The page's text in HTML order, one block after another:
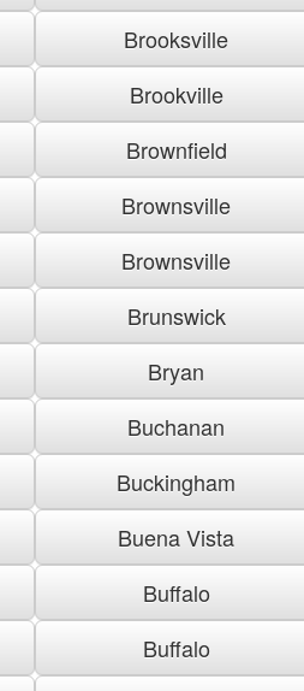
Brooksville
Brookville
Brownfield
Brownsville
Brownsville
Brunswick
Bryan
Buchanan
Buckingham
Buena Vista
Buffalo
Buffalo